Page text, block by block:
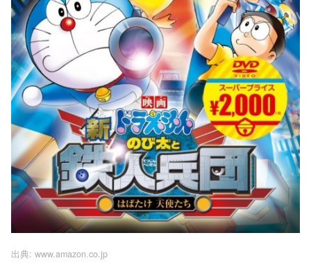
出典: www.amazon.co.jp